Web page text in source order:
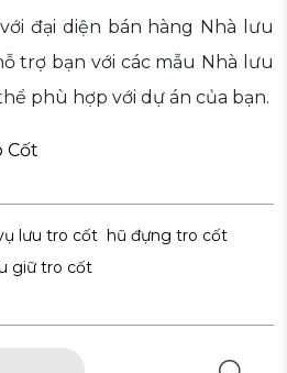
đại diện bán hàng Nhà lưu
trợ bạn với các mẫu Nhà lưu
phù hợp với dự án của bạn.
Cốt
lưu tro cốt hũ đựng tro cốt
giữ tro cốt